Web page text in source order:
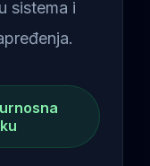
sistema i